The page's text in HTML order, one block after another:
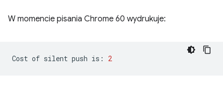
W momencie pisania Chrome 60 wydrukuje:
Cost of silent push is: 2